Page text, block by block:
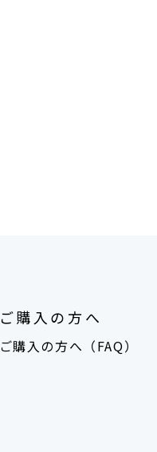
ご購入の方へ
ご購入の方へ（FAQ）